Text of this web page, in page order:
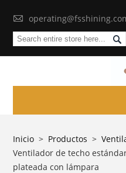


Inicio > Productos >
Ventilador de techo
plateada con lámpara